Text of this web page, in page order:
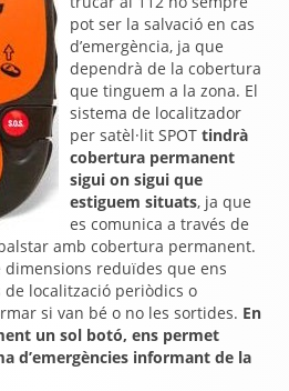
pot ser la salvació en cas
d’emergència, ja que
dependrà de la cobertura
que tinguem a la zona. El
sistema de localitzador
per satèl·lit SPOT tindrà
cobertura permanent
sigui on sigui que
estiguem situats, ja que
es comunica a través de
amb cobertura permanent.
dimensions reduïdes que ens
localització periòdics o
si van bé o no les sortides. En
un sol botó, ens permet
d’emergències informant de la